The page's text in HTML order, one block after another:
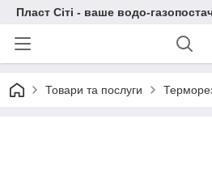
Пласт Сіті - ваше водо-
Товари та послуги